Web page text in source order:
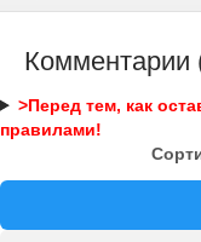
Комментарии
>Перед тем, как
правилами!